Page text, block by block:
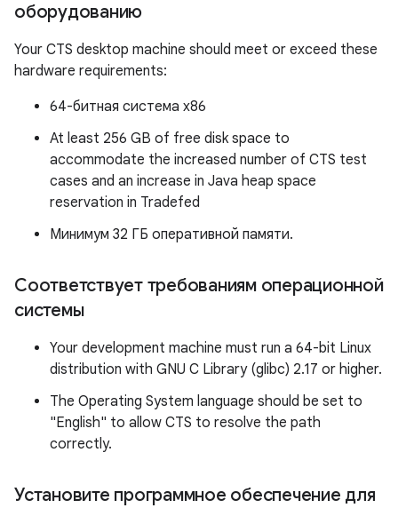
оборудованию
Your CTS desktop machine should meet or exceed these
hardware requirements:
64-битная система x86
At least 256 GB of free disk space to
accommodate the increased number of CTS test
cases and an increase in Java heap space
reservation in Tradefed
Минимум 32 ГБ оперативной памяти.
Соответствует требованиям операционной
системы
Your development machine must run a 64-bit Linux
distribution with GNU C Library (glibc) 2.17 or higher.
The Operating System language should be set to
"English" to allow CTS to resolve the path
correctly.
Установите программное обеспечение для